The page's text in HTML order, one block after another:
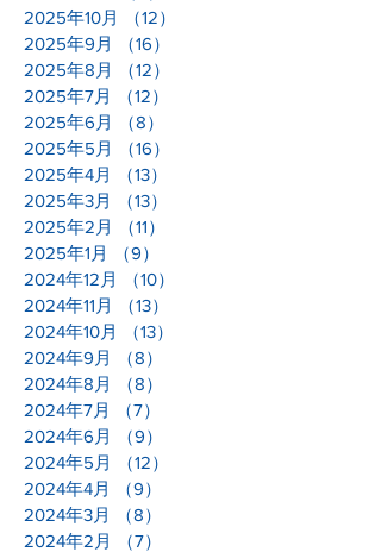
2025年10月
（12）
2025年9月
（16）
2025年8月
（12）
2025年7月
（12）
2025年6月
（8）
2025年5月
（16）
2025年4月
（13）
2025年3月
（13）
2025年2月
（11）
2025年1月
（9）
2024年12月
（10）
2024年11月
（13）
2024年10月
（13）
2024年9月
（8）
2024年8月
（8）
2024年7月
（7）
2024年6月
（9）
2024年5月
（12）
2024年4月
（9）
2024年3月
（8）
2024年2月
（7）